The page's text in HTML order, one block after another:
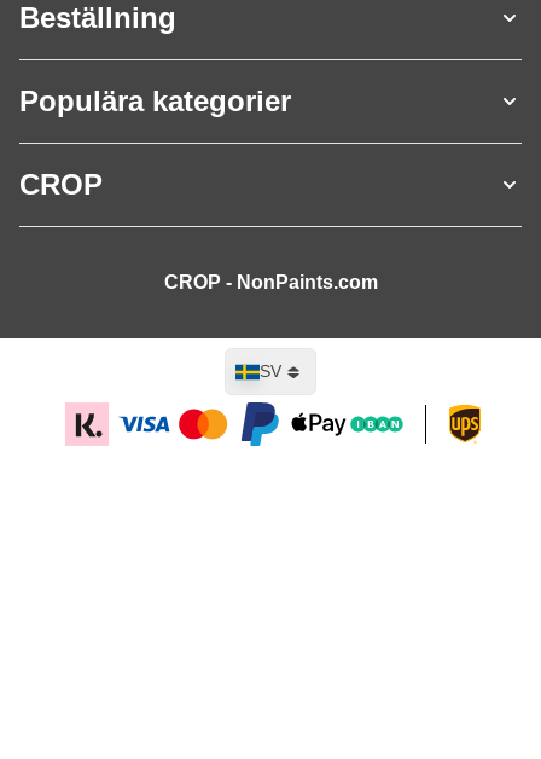
Beställning
Populära kategorier
CROP
CROP - NonPaints.com
SV